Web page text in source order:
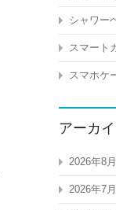
シャワー
スマート
スマホケ
アーカ
2026年8月
2026年7月